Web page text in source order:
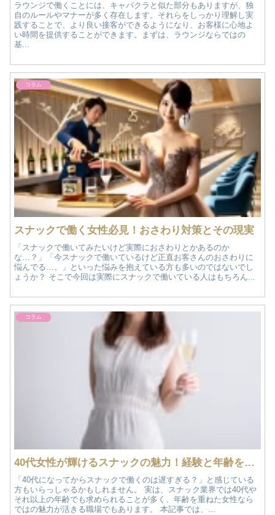
ラウンジで働くことには、キャバクラと似た部分もありますが、独
自のルールやマナーが多く存在します。それらをしっかり理解し実
践することで、より良い接客ができるようになり、お客様に心地よ
い時間を提供することができます。まずは、ラウンジならではの
基...
コラム
スナックで働く女性必見！おさわり対策とその現実
「スナックで働いてみたいけど実際におさわりとかあるのか
な…？」「今スナックで働いているけど正直お客さんのおさわりに
悩んでる…。」といった悩みを抱えている方も多いのではないでし
ょうか？ そこで今回は実際にスナックで働いている人はもちろん...
コラム
40代女性が輝けるスナックの魅力！経験と年齢を活かした新たな働き方
「40代になってからスナックで働くのは遅すぎる？」と感じている
方もいらっしゃるかもしれません。 実は、スナック業界では40代や
それ以上の年齢でも求められることが多く、年齢を重ねた女性なら
ではの魅力が活きる職場でもあります。 本記事では、...